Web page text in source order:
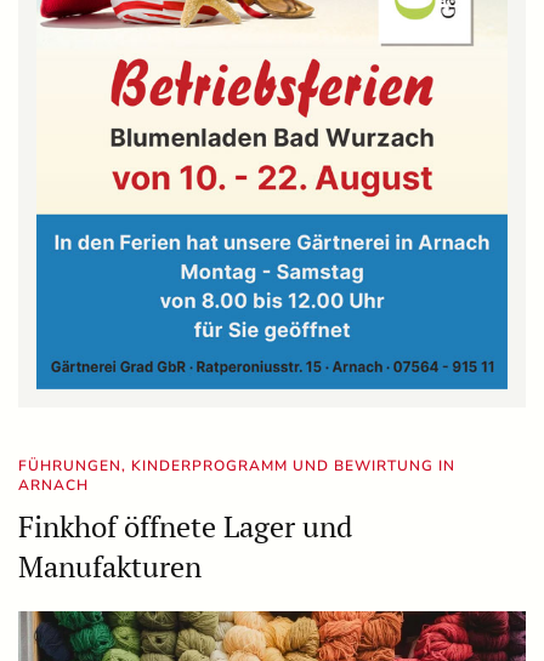
FÜHRUNGEN, KINDERPROGRAMM UND BEWIRTUNG IN
ARNACH
Finkhof öffnete Lager und
Manufakturen